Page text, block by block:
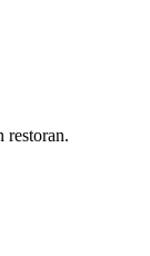
restoran.